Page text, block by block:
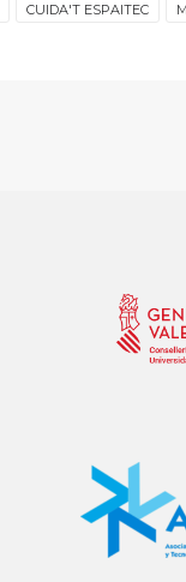
CUIDA'T ESPAITEC